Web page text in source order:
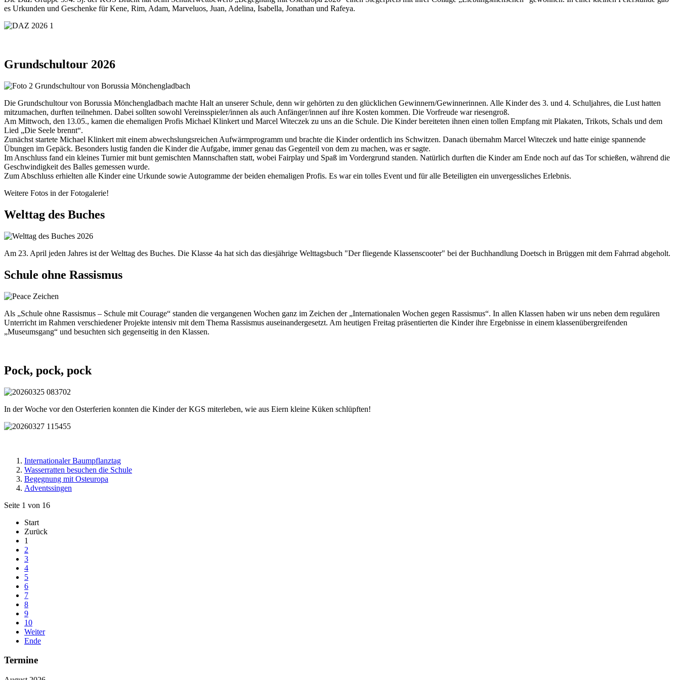
es Urkunden und Geschenke für Kene, Rim, Adam, Marveluos, Juan, Adelina, Isabella, Jonathan und Rafeya.
Grundschultour 2026
Die Grundschultour von Borussia Mönchengladbach machte Halt an unserer Schule, denn wir gehörten zu den glücklichen Gewinnern/Gewinnerinnen. Alle Kinder des 3. und 4. Schuljahres, die Lust hatten
mitzumachen, durften teilnehmen. Dabei sollten sowohl Vereinsspieler/innen als auch Anfänger/innen auf ihre Kosten kommen. Die Vorfreude war riesengroß.
Am Mittwoch, den 13.05., kamen die ehemaligen Profis Michael Klinkert und Marcel Witeczek zu uns an die Schule. Die Kinder bereiteten ihnen einen tollen Empfang mit Plakaten, Trikots, Schals und dem
Lied „Die Seele brennt“.
Zunächst startete Michael Klinkert mit einem abwechslungsreichen Aufwärmprogramm und brachte die Kinder ordentlich ins Schwitzen. Danach übernahm Marcel Witeczek und hatte einige spannende
Übungen im Gepäck. Besonders lustig fanden die Kinder die Aufgabe, immer genau das Gegenteil von dem zu machen, was er sagte.
Im Anschluss fand ein kleines Turnier mit bunt gemischten Mannschaften statt, wobei Fairplay und Spaß im Vordergrund standen. Natürlich durften die Kinder am Ende noch auf das Tor schießen, während die
Geschwindigkeit des Balles gemessen wurde.
Zum Abschluss erhielten alle Kinder eine Urkunde sowie Autogramme der beiden ehemaligen Profis. Es war ein tolles Event und für alle Beteiligten ein unvergessliches Erlebnis.
Weitere Fotos in der Fotogalerie!
Welttag des Buches
Am 23. April jeden Jahres ist der Welttag des Buches. Die Klasse 4a hat sich das diesjährige Welttagsbuch "Der fliegende Klassenscooter" bei der Buchhandlung Doetsch in Brüggen mit dem Fahrrad abgeholt.
Schule ohne Rassismus
Als „Schule ohne Rassismus – Schule mit Courage“ standen die vergangenen Wochen ganz im Zeichen der „Internationalen Wochen gegen Rassismus“. In allen Klassen haben wir uns neben dem regulären
Unterricht im Rahmen verschiedener Projekte intensiv mit dem Thema Rassismus auseinandergesetzt. Am heutigen Freitag präsentierten die Kinder ihre Ergebnisse in einem klassenübergreifenden
„Museumsgang“ und besuchten sich gegenseitig in den Klassen.
Pock, pock, pock
In der Woche vor den Osterferien konnten die Kinder der KGS miterleben, wie aus Eiern kleine Küken schlüpften!
Internationaler Baumpflanztag
Wasserratten besuchen die Schule
Begegnung mit Osteuropa
Adventssingen
Seite 1 von 16
Start
Zurück
1
2
3
4
5
6
7
8
9
10
Weiter
Ende
Termine